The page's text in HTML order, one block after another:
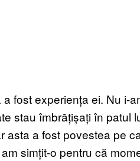
a fost experiența ei. Nu i-
stau îmbrățișați în patul
asta a fost povestea pe
simțit-o pentru că